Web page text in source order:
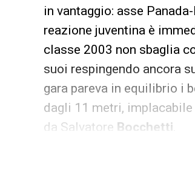
in vantaggio: asse
reazione juventina è
classe 2003 non sbaglia
suoi respingendo ancora
gara pareva in equilibrio i
dagli 11 metri,
da Salvatore Bocchetti
Nonostante le due